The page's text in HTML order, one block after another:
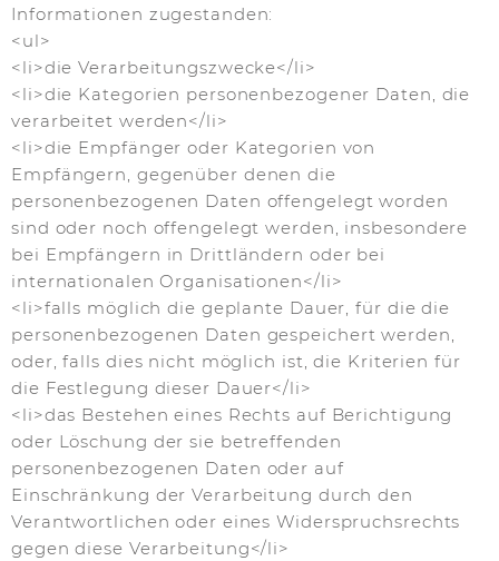
Informationen zugestanden:
<ul>
<li>die Verarbeitungszwecke</li>
<li>die Kategorien personenbezogener Daten, die
verarbeitet werden</li>
<li>die Empfänger oder Kategorien von
Empfängern, gegenüber denen die
personenbezogenen Daten offengelegt worden
sind oder noch offengelegt werden, insbesondere
bei Empfängern in Drittländern oder bei
internationalen Organisationen</li>
<li>falls möglich die geplante Dauer, für die die
personenbezogenen Daten gespeichert werden,
oder, falls dies nicht möglich ist, die Kriterien für
die Festlegung dieser Dauer</li>
<li>das Bestehen eines Rechts auf Berichtigung
oder Löschung der sie betreffenden
personenbezogenen Daten oder auf
Einschränkung der Verarbeitung durch den
Verantwortlichen oder eines Widerspruchsrechts
gegen diese Verarbeitung</li>